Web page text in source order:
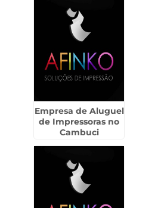
Empresa de Aluguel
de Impressoras no
Cambuci